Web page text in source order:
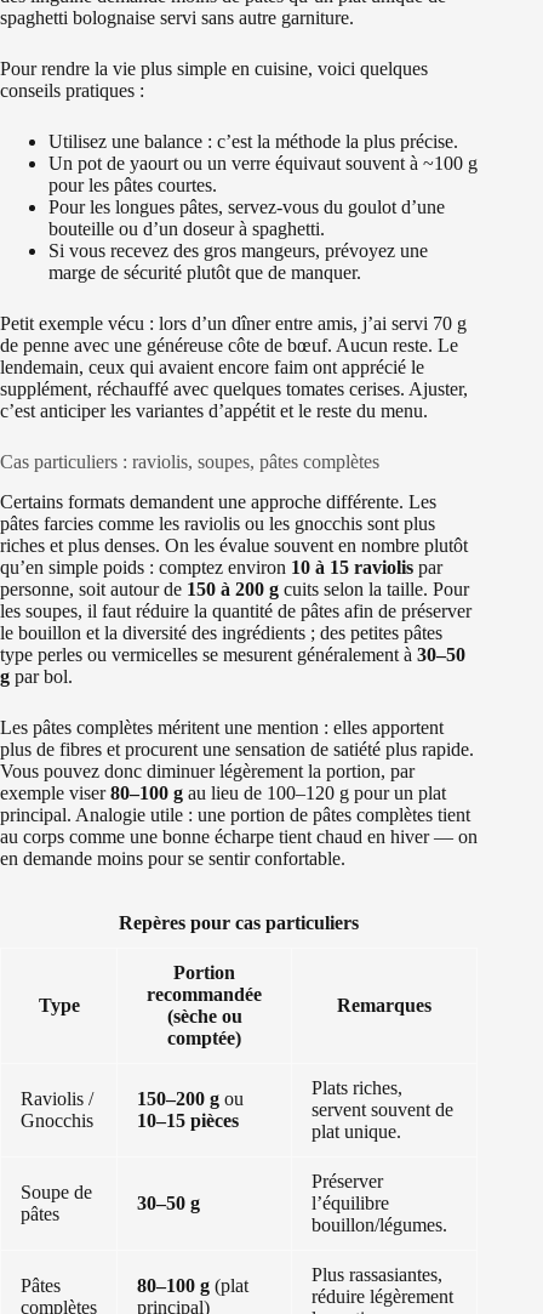
spaghetti bolognaise servi sans autre garniture.
Pour rendre la vie plus simple en cuisine, voici quelques
conseils pratiques :
Utilisez une balance : c’est la méthode la plus précise.
Un pot de yaourt ou un verre équivaut souvent à ~100 g
pour les pâtes courtes.
Pour les longues pâtes, servez-vous du goulot d’une
bouteille ou d’un doseur à spaghetti.
Si vous recevez des gros mangeurs, prévoyez une
marge de sécurité plutôt que de manquer.
Petit exemple vécu : lors d’un dîner entre amis, j’ai servi 70 g
de penne avec une généreuse côte de bœuf. Aucun reste. Le
lendemain, ceux qui avaient encore faim ont apprécié le
supplément, réchauffé avec quelques tomates cerises. Ajuster,
c’est anticiper les variantes d’appétit et le reste du menu.
Cas particuliers : raviolis, soupes, pâtes complètes
Certains formats demandent une approche différente. Les
pâtes farcies comme les raviolis ou les gnocchis sont plus
riches et plus denses. On les évalue souvent en nombre plutôt
qu’en simple poids : comptez environ 10 à 15 raviolis par
personne, soit autour de 150 à 200 g cuits selon la taille. Pour
les soupes, il faut réduire la quantité de pâtes afin de préserver
le bouillon et la diversité des ingrédients ; des petites pâtes
type perles ou vermicelles se mesurent généralement à 30–50
g par bol.
Les pâtes complètes méritent une mention : elles apportent
plus de fibres et procurent une sensation de satiété plus rapide.
Vous pouvez donc diminuer légèrement la portion, par
exemple viser80–100 g au lieu de 100–120 g pour un plat
principal. Analogie utile : une portion de pâtes complètes tient
au corps comme une bonne écharpe tient chaud en hiver — on
en demande moins pour se sentir confortable.
Repères pour cas particuliers
Type
Portion
recommandée
(sèche ou
comptée)
Remarques
Raviolis /
Gnocchis
150–200 g ou
10–15 pièces
Plats riches,
servent souvent de
plat unique.
Soupe de
pâtes
30–50 g
Préserver
l’équilibre
bouillon/légumes.
Pâtes
complètes
80–100 g (plat
principal)
Plus rassasiantes,
réduire légèrement